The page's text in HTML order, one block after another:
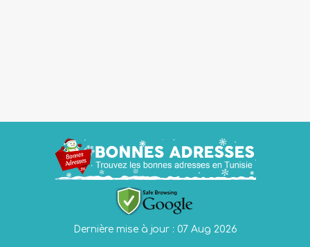
Dernière mise à jour : 07 Aug 2026